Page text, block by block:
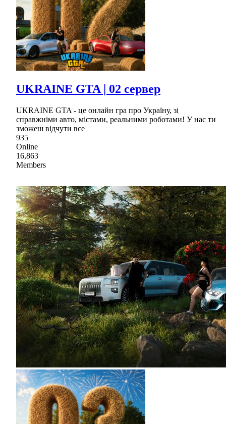
UKRAINE GTA | 02 сервер
UKRAINE GTA - це онлайн гра про Україну, зі
справжніми авто, містами, реальними роботами! У нас ти
зможеш відчути все
935
Online
16,863
Members